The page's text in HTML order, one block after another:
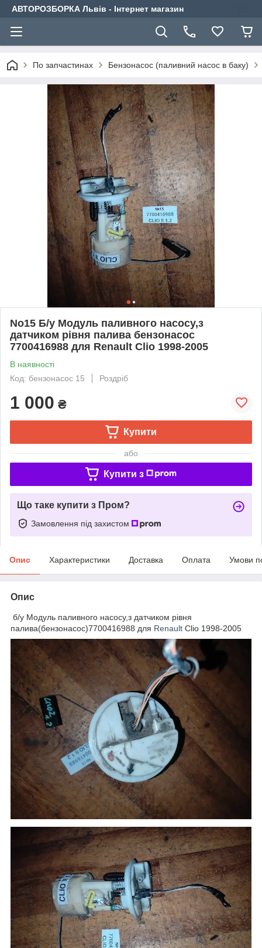
АВТОРОЗБОРКА Львів - Інтернет магазин
По запчастинах Бензонасос (паливний насос в баку)
No15 Б/у Модуль паливного насосу,з
датчиком рівня палива бензонасос
7700416988 для Renault Clio 1998-2005
В наявності
Код: бензонасос 15
Роздріб
1 000 ₴
Купити
або
Купити з
Що таке купити з Пром?
Замовлення під захистом
Опис Характеристики Доставка Оплата Умови
Опис
б/у Модуль паливного насосу,з датчиком рівня
палива(бензонасос)7700416988 для Renault Clio 1998-2005